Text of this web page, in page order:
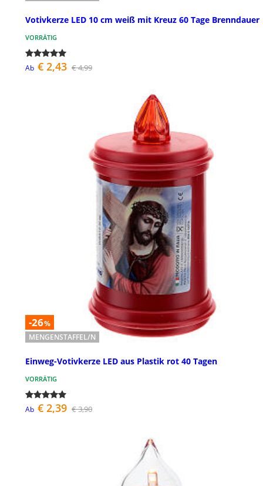
Votivkerze LED 10 cm weiß mit Kreuz 60 Tage Brenndauer
VORRÄTIG
Ab € 2,43 € 4,99
-26%
MENGENSTAFFEL/N
Einweg-Votivkerze LED aus Plastik rot 40 Tagen
VORRÄTIG
Ab € 2,39 € 3,90